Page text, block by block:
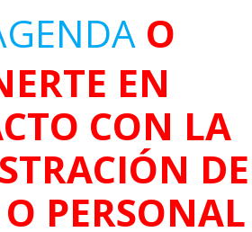
O
EN
CON LA
DE
PERSONAL